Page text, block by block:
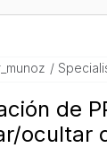
de
ocultar